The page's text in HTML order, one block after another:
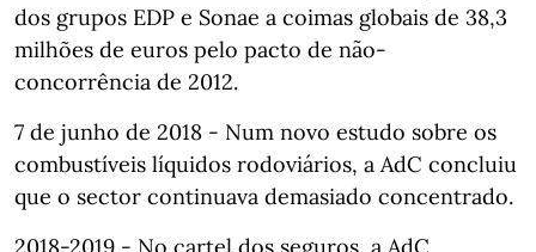
dos grupos EDP e Sonae a coimas globais de 38,3
milhões de euros pelo pacto de não-
concorrência de 2012.
7 de junho de 2018 - Num novo estudo sobre os
combustíveis líquidos rodoviários, a AdC concluiu
que o sector continuava demasiado concentrado.